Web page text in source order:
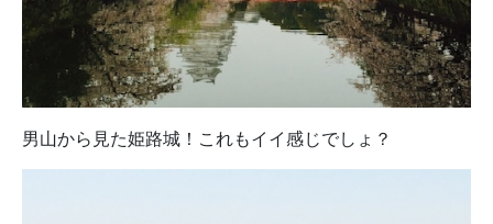
男山から見た姫路城！これもイイ感じでしょ？